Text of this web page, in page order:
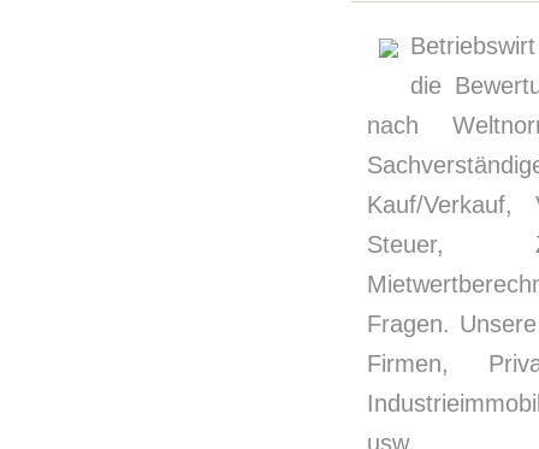
die
nach
Kauf/Verkauf,
Steuer,
Fragen.
Firmen,
usw.